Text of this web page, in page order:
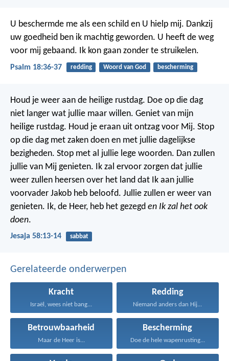
U beschermde me als een schild en U hielp mij. Dankzij
uw goedheid ben ik machtig geworden. U heeft de weg
voor mij gebaand. Ik kon gaan zonder te struikelen.
Psalm 18:36-37 redding Woord van God bescherming
Houd je weer aan de heilige rustdag. Doe op die dag
niet langer wat jullie maar willen. Geniet van mijn
heilige rustdag. Houd je eraan uit ontzag voor Mij. Stop
op die dag met zaken doen en met jullie dagelijkse
bezigheden. Stop met al jullie lege woorden. Dan zullen
jullie van Mij genieten. Ik zal ervoor zorgen dat jullie
weer zullen heersen over het land dat Ik aan jullie
voorvader Jakob heb beloofd. Jullie zullen er weer van
genieten. Ik, de Heer, heb het gezegd en Ik zal het ook
doen.
Jesaja 58:13-14 sabbat
Gerelateerde onderwerpen
Kracht
Israël, wees niet bang...
Redding
Niemand anders dan Hij...
Betrouwbaarheid
Maar de Heer is...
Bescherming
Doe de hele wapenrusting...